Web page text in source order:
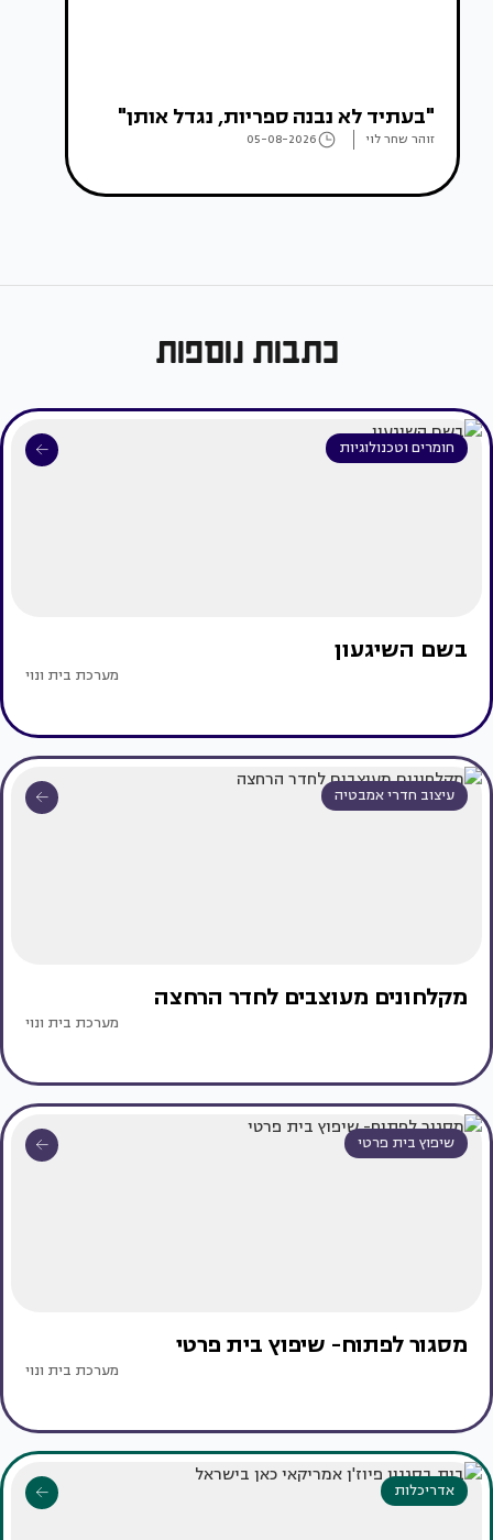
"בעתיד לא נבנה ספריות, נגדל אותן"
זוהר שחר לוי 05-08-2026
כתבות נוספות
חומרים וטכנולוגיות
בשם השיגעון
מערכת בית ונוי
עיצוב חדרי אמבטיה
מקלחונים מעוצבים לחדר הרחצה
מערכת בית ונוי
שיפוץ בית פרטי
מסגור לפתוח- שיפוץ בית פרטי
מערכת בית ונוי
אדריכלות